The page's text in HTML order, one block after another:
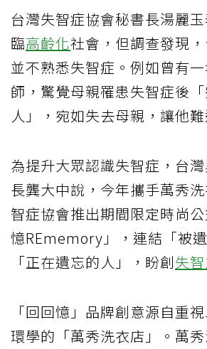
台灣失智症協會秘書長湯麗
臨高齡化社會，但調查發現
並不熟悉失智症。例如曾有
師，驚覺母親罹患失智症後
人」，宛如失去母親，讓他難
為提升大眾認識失智症，台
長龔大中說，今年攜手萬秀
智症協會推出期間限定時尚
憶REmemory」，連結「被
「正在遺忘的人」，盼創失
「回回憶」品牌創意源自重
環學的「萬秀洗衣店」。萬